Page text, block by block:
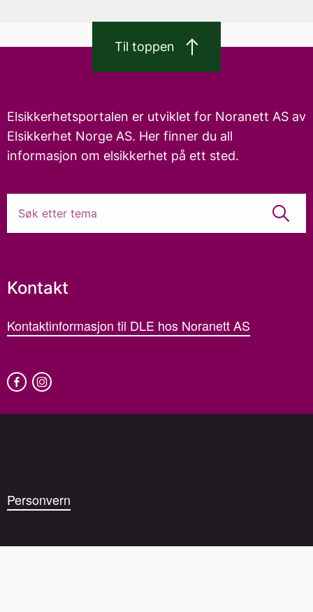
Til toppen
Elsikkerhetsportalen er utviklet for Noranett AS av
Elsikkerhet Norge AS. Her finner du all
informasjon om elsikkerhet på ett sted.
Kontakt
Kontaktinformasjon til DLE hos Noranett AS
Personvern